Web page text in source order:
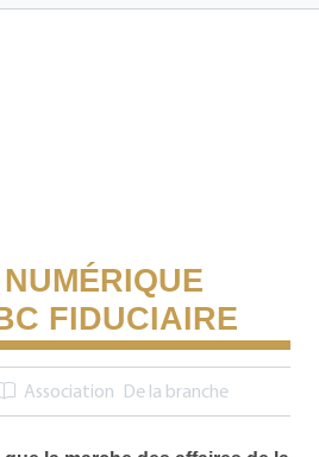
FIDUCIAIRE
Association De la branche